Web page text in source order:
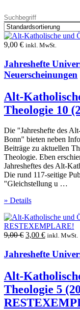
9,00 € inkl. MwSt.
Jahreshefte
Neuerscheinungen
Alt-
Theologie 10
Die "Jahreshefte des
Bonn" bieten neben
Beiträge zu aktuellen
Theologie. Eben
Jahresheftes des Alt-
Die rund 117-seitige
"Gleichstellung u …
» Details
9,00€ Ursprünglicher
war:
9,00 €
3,00 €Aktueller
ist:
3,00 €.
inkl. MwSt.
Jahreshefte
Alt-
Theologie 5